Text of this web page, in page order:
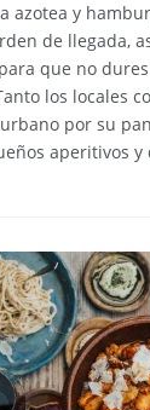
azotea y
de llegada,
que no
los locales
por su
aperitivos